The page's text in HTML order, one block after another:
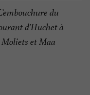
du
d’Huchet à
Moliets et Maa